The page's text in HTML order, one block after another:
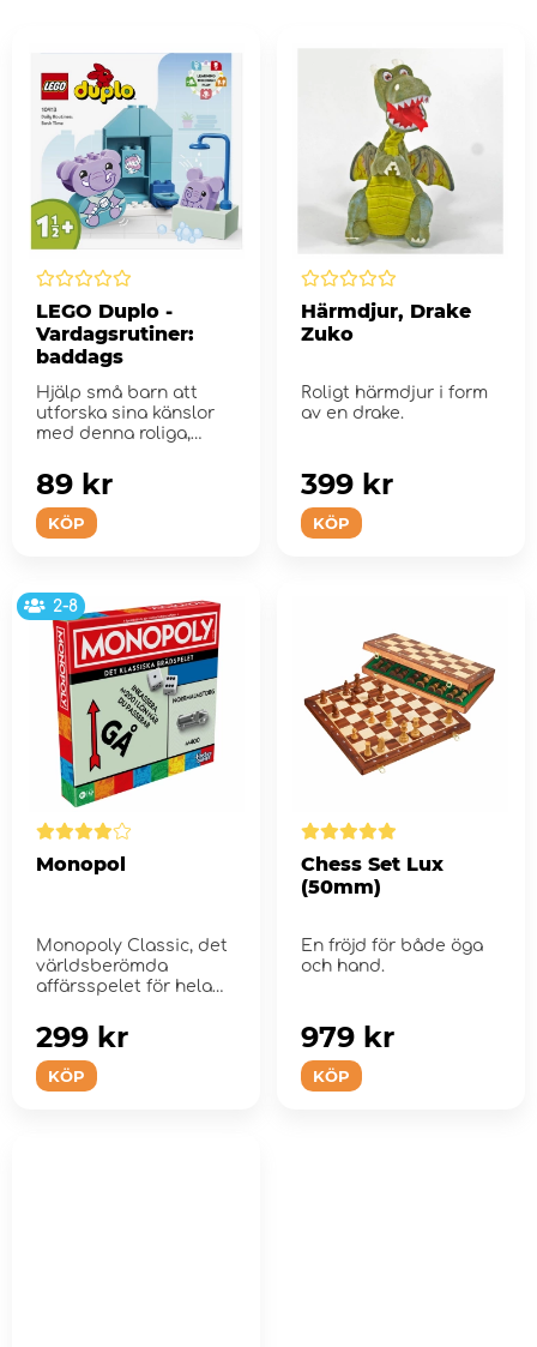
LEGO Duplo -
Vardagsrutiner:
baddags
Hjälp små barn att
utforska sina känslor
med denna roliga,
KÖP
89 kr
Härmdjur, Drake
Zuko
Roligt härmdjur i form
av en drake.
KÖP
399 kr
2-8
Monopol
Monopoly Classic, det
världsberömda
affärsspelet för hela
KÖP
299 kr
Chess Set Lux
(50mm)
En fröjd för både öga
och hand.
KÖP
979 kr